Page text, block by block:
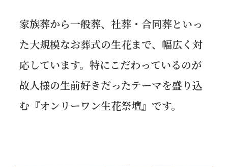
家族葬から一般葬、社葬・合同葬といっ
た大規模なお葬式の生花まで、幅広く対
応しています。特にこだわっているのが
故人様の生前好きだったテーマを盛り込
む『オンリーワン生花祭壇』です。